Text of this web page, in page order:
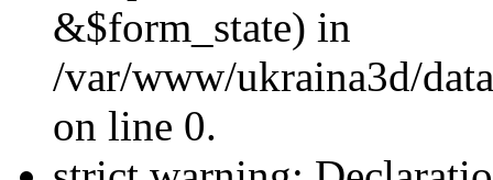
&$form_state) in
/var/www/ukraina3d/
on line 0.